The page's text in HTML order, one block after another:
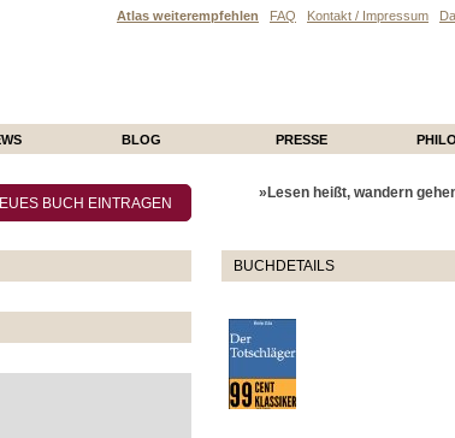
Atlas weiterempfehlen FAQ Kontakt / Impressum
BLOG PRESSE
»Lesen heißt, wandern
BUCHDETAILS